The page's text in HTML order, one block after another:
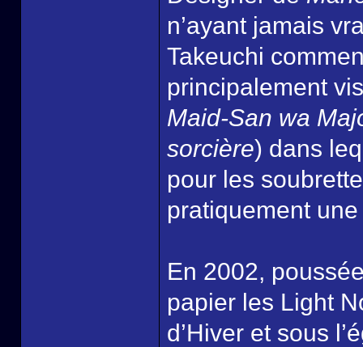
n’ayant jamais
Takeuchi
principalement
Maid-San wa
sorcière) dans
pour les
pratiquement
En 2002,
papier les Light
d’Hiver et sous